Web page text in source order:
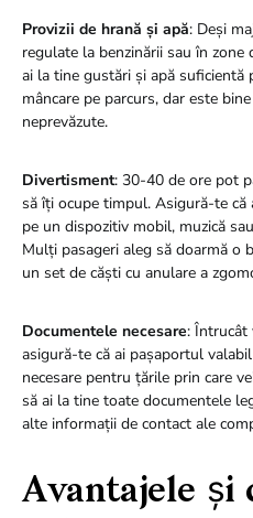
Provizii de hrană și apă: Deși
regulate la benzinării sau în zone
ai la tine gustări și apă suficientă
mâncare pe parcurs, dar este
neprevăzute.
Divertisment: 30-40 de ore pot
să îți ocupe timpul. Asigură-te că
pe un dispozitiv mobil, muzică
Mulți pasageri aleg să doarmă o
un set de căști cu anulare a
Documentele necesare: Întrucât
asigură-te că ai pașaportul
necesare pentru țările prin care
să ai la tine toate documentele
alte informații de contact ale
Avantajele și